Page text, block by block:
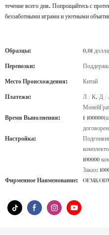
течение всего дня. Попрощайтесь с
беззаботными играми и уютными
Образцы:
0,01
Перевозки:
Место Происхождения:
Китай
Платежи:
Л / К, Д /
Время Выполнения:
1-
Настройка:
100000
Заказ:
Фирменное Наименование: